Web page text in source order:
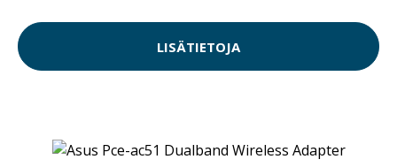
LISÄTIETOJA